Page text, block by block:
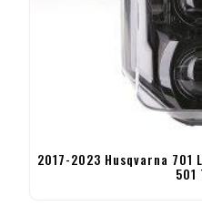
2017-2023 Husqvarna
501